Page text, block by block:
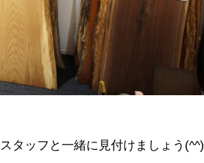
タッフと一緒に見付けましょう(^^)